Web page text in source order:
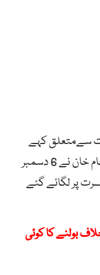
سےمتعلق کہے
مانگی ہے. ریحام خان نے 6 دسمبر
پرلگائےگئے
بولنے کا کوئی